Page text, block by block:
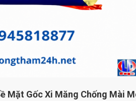
Mặt Gốc Xi Măng Chống Mài